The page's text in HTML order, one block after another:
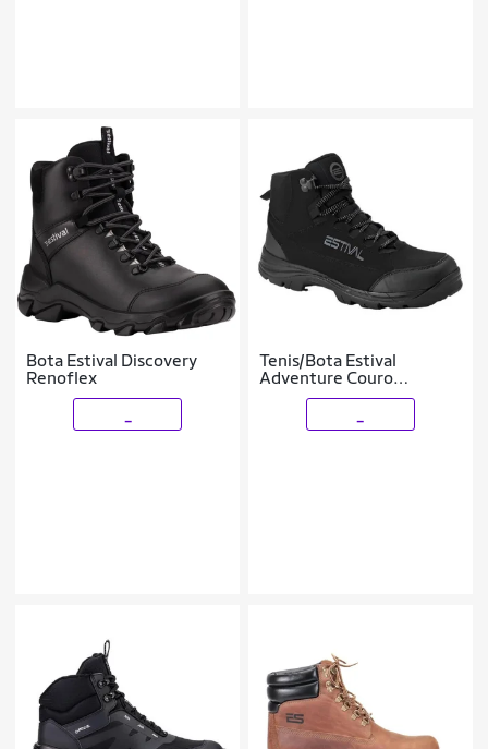
Bota Estival Discovery
Renoflex
Tenis/Bota Estival
Adventure Couro
Ad9000